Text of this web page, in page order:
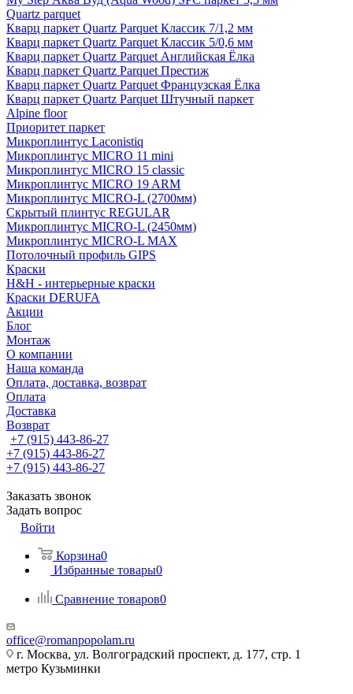
Quartz parquet
Кварц паркет Quartz Parquet Классик 7/1,2 мм
Кварц паркет Quartz Parquet Классик 5/0,6 мм
Кварц паркет Quartz Parquet Английская Ёлка
Кварц паркет Quartz Parquet Престиж
Кварц паркет Quartz Parquet Французская Ёлка
Кварц паркет Quartz Parquet Штучный паркет
Alpine floor
Приоритет паркет
Микроплинтус Laconistiq
Микроплинтус MICRO 11 mini
Микроплинтус MICRO 15 classic
Микроплинтус MICRO 19 ARM
Микроплинтус MICRO-L (2700мм)
Скрытый плинтус REGULAR
Микроплинтус MICRO-L (2450мм)
Микроплинтус MICRO-L MAX
Потолочный профиль GIPS
Краски
H&H - интерьерные краски
Краски DERUFA
Акции
Блог
Монтаж
О компании
Наша команда
Оплата, доставка, возврат
Оплата
Доставка
Возврат
+7 (915) 443-86-27
+7 (915) 443-86-27
+7 (915) 443-86-27
Заказать звонок
Задать вопрос
Войти
Корзина0
Избранные товары0
Сравнение товаров0
office@romanpopolam.ru
г. Москва, ул. Волгоградский проспект, д. 177, стр. 1
метро Кузьминки